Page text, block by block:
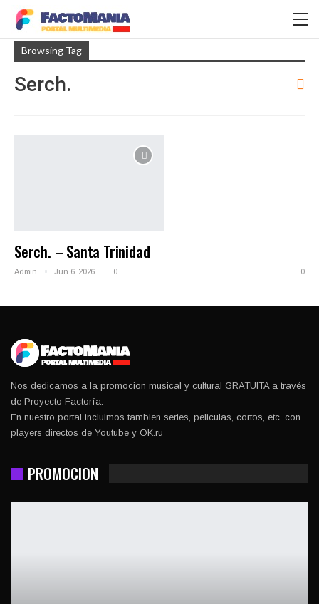
Browsing Tag
Serch.
Serch. – Santa Trinidad
Admin Jun 6, 2026 0 0
Nos dedicamos a la promocion musical y cultural GRATUITA a través
de Proyecto Factoría.
En nuestro portal incluimos tambien series, peliculas, cortos, etc. con
players directos de Youtube y OK.ru
PROMOCION